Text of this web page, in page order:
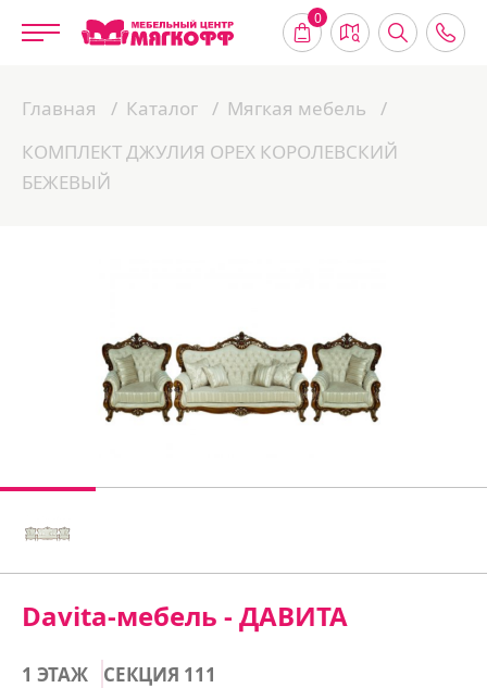
0
Главная Каталог
Мягкая мебель
КОМПЛЕКТ ДЖУЛИЯ ОРЕХ КОРОЛЕВСКИЙ
БЕЖЕВЫЙ
Davita-мебель - ДАВИТА
1 ЭТАЖ СЕКЦИЯ 111